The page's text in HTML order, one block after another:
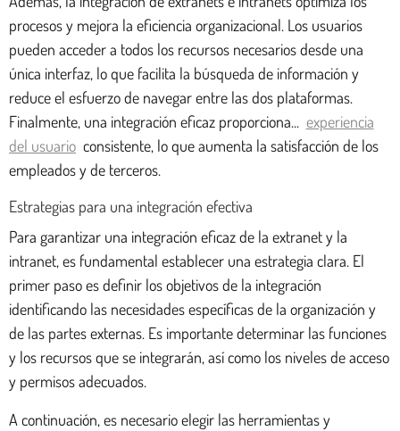
procesos y mejora la eficiencia organizacional. Los usuarios
pueden acceder a todos los recursos necesarios desde una
única interfaz, lo que facilita la búsqueda de información y
reduce el esfuerzo de navegar entre las dos plataformas.
Finalmente, una integración eficaz proporciona... experiencia
del usuario consistente, lo que aumenta la satisfacción de los
empleados y de terceros.
Estrategias para una integración efectiva
Para garantizar una integración eficaz de la extranet y la
intranet, es fundamental establecer una estrategia clara. El
primer paso es definir los objetivos de la integración
identificando las necesidades específicas de la organización y
de las partes externas. Es importante determinar las funciones
y los recursos que se integrarán, así como los niveles de acceso
y permisos adecuados.
A continuación, es necesario elegir las herramientas y